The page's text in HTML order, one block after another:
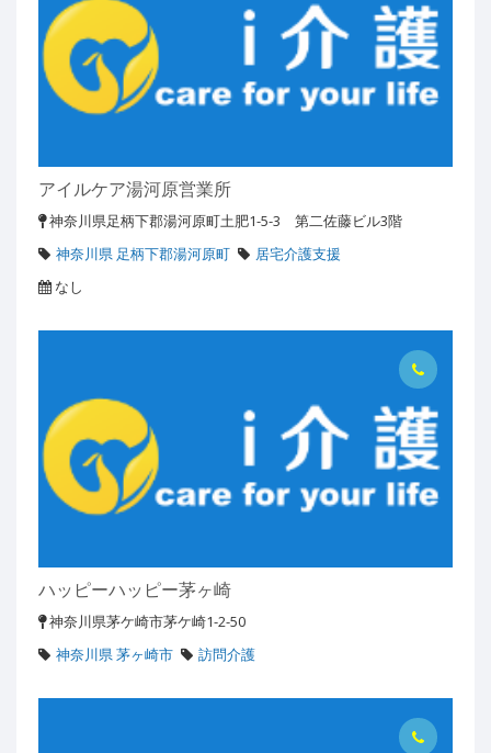
アイルケア湯河原営業所
神奈川県足柄下郡湯河原町土肥1-5-3 第二佐藤ビル3階
神奈川県 足柄下郡湯河原町
居宅介護支援
なし
ハッピーハッピー茅ヶ崎
神奈川県茅ケ崎市茅ケ崎1-2-50
神奈川県 茅ヶ崎市
訪問介護